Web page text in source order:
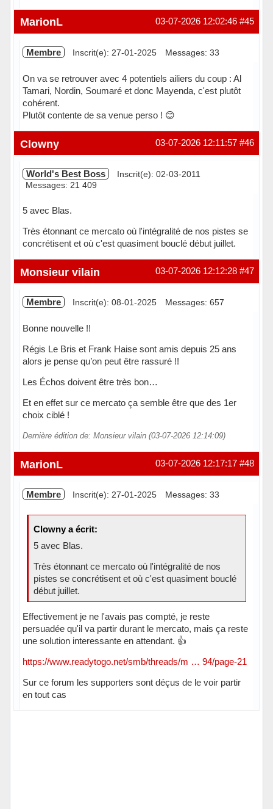
Hors ligne #45
03-07-2026 12:02:46
MarionL
Membre Inscrit(e): 27-01-2025 Messages: 33
On va se retrouver avec 4 potentiels ailiers du coup : Al
Tamari, Nordin, Soumaré et donc Mayenda, c'est plutôt
cohérent.
Plutôt contente de sa venue perso ! 😊
Hors ligne #46
03-07-2026 12:11:57
Clowny
World's Best Boss
Inscrit(e): 02-03-2011
Messages: 21 409
5 avec Blas.
Très étonnant ce mercato où l'intégralité de nos pistes se
concrétisent et où c'est quasiment bouclé début juillet.
En ligne #47
03-07-2026 12:12:28
Monsieur vilain
Membre Inscrit(e): 08-01-2025 Messages: 657
Bonne nouvelle !!
Régis Le Bris et Frank Haise sont amis depuis 25 ans
alors je pense qu’on peut être rassuré !!
Les Échos doivent être très bon…
Et en effet sur ce mercato ça semble être que des 1er
choix ciblé !
Dernière édition de: Monsieur vilain (03-07-2026 12:14:09)
En ligne #48
03-07-2026 12:17:17
MarionL
Membre Inscrit(e): 27-01-2025 Messages: 33
Clowny a écrit:
5 avec Blas.
Très étonnant ce mercato où l'intégralité de nos
pistes se concrétisent et où c'est quasiment bouclé
début juillet.
Effectivement je ne l'avais pas compté, je reste
persuadée qu'il va partir durant le mercato, mais ça reste
une solution interessante en attendant. 👍
https://www.readytogo.net/smb/threads/m … 94/page-21
Sur ce forum les supporters sont déçus de le voir partir
en tout cas